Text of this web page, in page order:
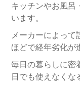
キッチンやお風呂
います。
メーカーによっ
ほどで経年劣化が
毎日の暮らしに密
日でも使えなくな